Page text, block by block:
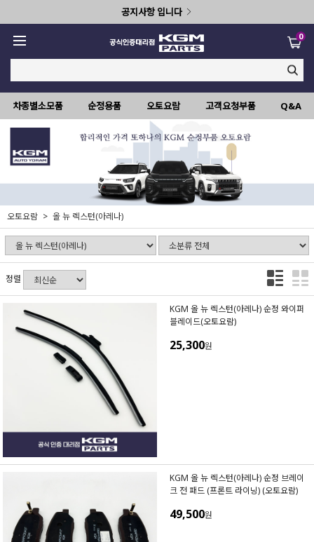
공지사항 입니다
0
차종별소모품 순정용품 오토요람 고객요청부품 Q&A
오토요람 올 뉴 렉스턴(아레나)
정렬
KGM 올 뉴 렉스턴(아레나) 순정 와이퍼
블레이드(오토요람)
25,300원
KGM 올 뉴 렉스턴(아레나) 순정 브레이
크 전 패드 (프론트 라이닝) (오토요람)
49,500원